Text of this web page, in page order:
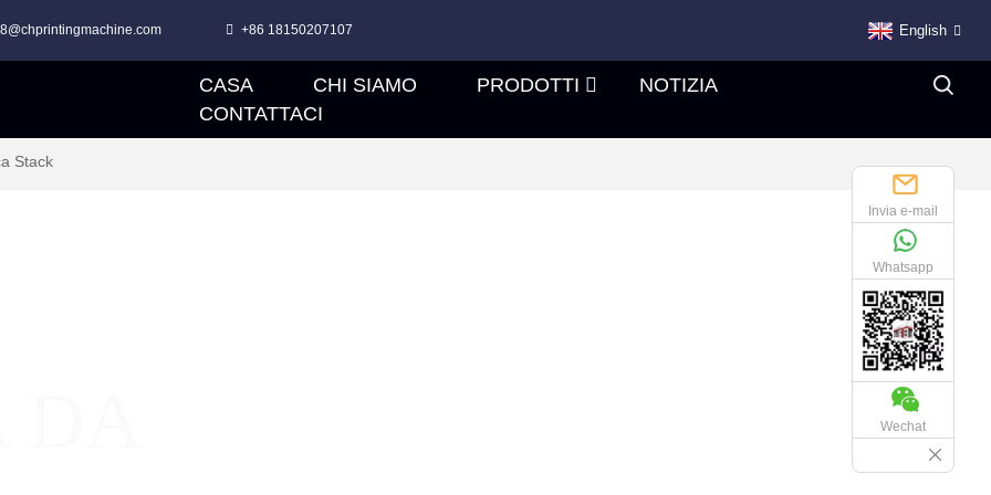
+86 18150207107 English
CASA CHI SIAMO PRODOTTI
NOTIZIA
CONTATTACI
Stack
Invia e-mail
Whatsapp
Wechat